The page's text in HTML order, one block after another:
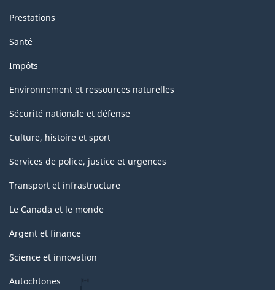
Prestations
Santé
Impôts
Environnement et ressources naturelles
Sécurité nationale et défense
Culture, histoire et sport
Services de police, justice et urgences
Transport et infrastructure
Le Canada et le monde
Argent et finance
Science et innovation
Autochtones